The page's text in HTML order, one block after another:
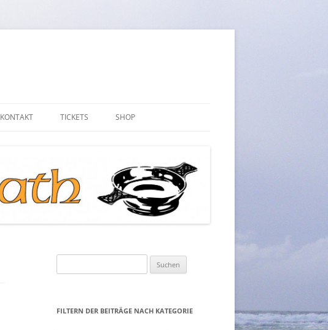
KONTAKT TICKETS SHOP
MEIN KONTO
WARENKORB
KASSE
WIDERRUFSRECHT
nach:
FILTERN DER BEITRÄGE NACH KATEGORIE